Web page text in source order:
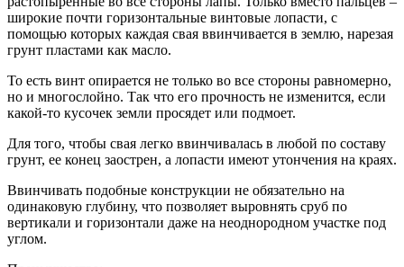
широкие почти горизонтальные винтовые лопасти, с
помощью которых каждая свая ввинчивается в землю, нарезая
грунт пластами как масло.
То есть винт опирается не только во все стороны равномерно,
но и многослойно. Так что его прочность не изменится, если
какой-то кусочек земли просядет или подмоет.
Для того, чтобы свая легко ввинчивалась в любой по составу
грунт, ее конец заострен, а лопасти имеют утончения на краях.
Ввинчивать подобные конструкции не обязательно на
одинаковую глубину, что позволяет выровнять сруб по
вертикали и горизонтали даже на неоднородном участке под
углом.